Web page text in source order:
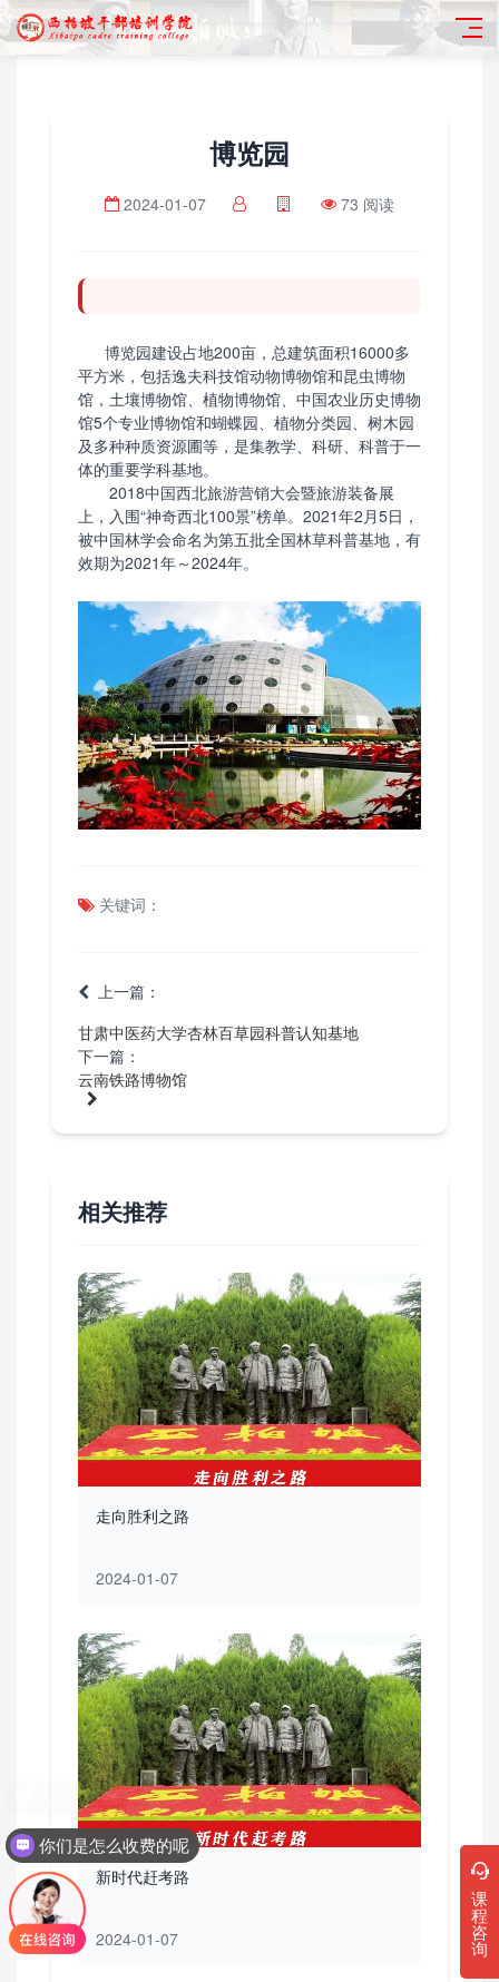
博览园
2024-01-07 73 阅读
博览园建设占地200亩，总建筑面积16000多
平方米，包括逸夫科技馆动物博物馆和昆虫博物
馆，土壤博物馆、植物博物馆、中国农业历史博物
馆5个专业博物馆和蝴蝶园、植物分类园、树木园
及多种种质资源圃等，是集教学、科研、科普于一
体的重要学科基地。
2018中国西北旅游营销大会暨旅游装备展
上，入围“神奇西北100景”榜单。2021年2月5日，
被中国林学会命名为第五批全国林草科普基地，有
效期为2021年～2024年。
关键词：
上一篇：
甘肃中医药大学杏林百草园科普认知基地
下一篇：
云南铁路博物馆
相关推荐
走向胜利之路
2024-01-07
新时代赶考路
2024-01-07
课
程
咨
询
你们是怎么收费的呢